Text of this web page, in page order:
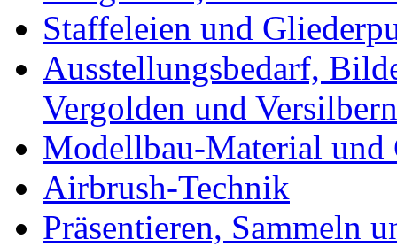
Staffeleien und
Ausstellungsbedarf,
Vergolden und Versilbern
Modellbau-Material und
Airbrush-Technik
Präsentieren, Sammeln